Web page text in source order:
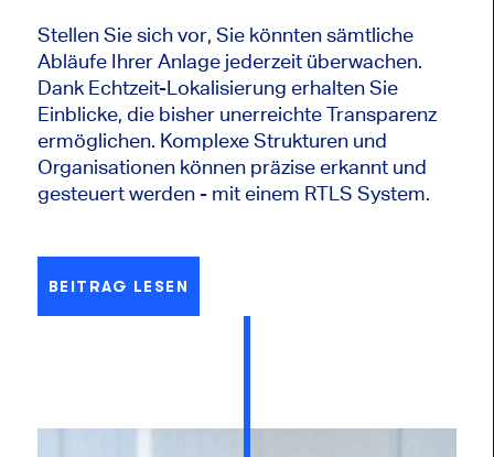
Stellen Sie sich vor, Sie könnten sämtliche
Abläufe Ihrer Anlage jederzeit überwachen.
Dank Echtzeit-Lokalisierung erhalten Sie
Einblicke, die bisher unerreichte Transparenz
ermöglichen. Komplexe Strukturen und
Organisationen können präzise erkannt und
gesteuert werden - mit einem RTLS System.
BEITRAG LESEN